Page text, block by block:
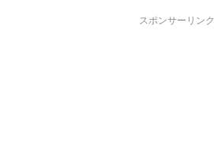
スポンサーリンク